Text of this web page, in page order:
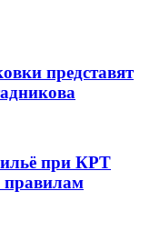
представят
при КРТ
правилам